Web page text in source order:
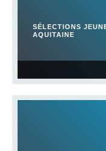
SÉLECTIONS
AQUITAINE